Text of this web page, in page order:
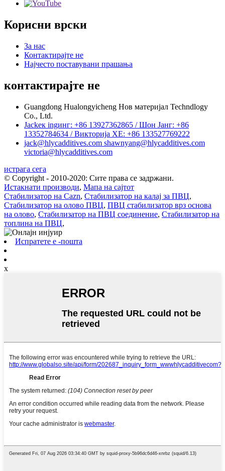
Корисни врски
За нас
Контактирајте не
Најчесто поставувани прашања
контактирајте не
Guangdong Hualongyicheng Нов материјал Techndlogy
Co., Ltd.
Jackек ingинг: +86 13927362865 / Шон Јанг: +86
13352784634 / Викторија ХЕ: +86 133527769222
jack@hlycadditives.com shawnyang@hlycadditives.com
victoria@hlycadditives.com
истрага сега
© Copyright - 2010-2020: Сите права се задржани.
Истакнати производи, Мапа на сајтот
Стабилизатор на Cazn, Стабилизатор на калај за ПВЦ,
Стабилизатор на олово ПВЦ, ПВЦ стабилизатор врз основа
на олово, Стабилизатор на ПВЦ соединение, Стабилизатор на
топлина на ПВЦ,
Испратете е -пошта
x